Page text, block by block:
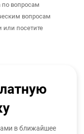
по вопросам
вопросам
или посетите
в ближайшее